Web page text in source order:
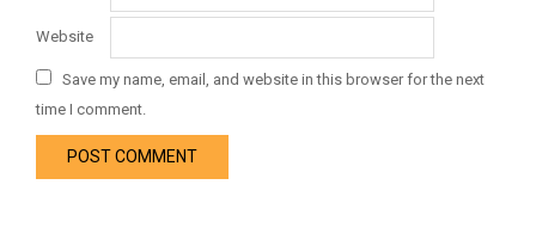
Website
Save my name, email, and website in this browser for the next
time I comment.